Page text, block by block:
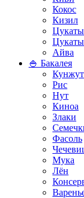
Кокос
Кизил
Айва
🍚 Бакалея
Кунжут
Рис
Нут
Киноа
Злаки
Фасоль
Мука
Лён